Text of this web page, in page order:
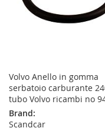
Volvo Anello in gomma
serbatoio carburante
tubo Volvo ricambi no
Brand:
Scandcar